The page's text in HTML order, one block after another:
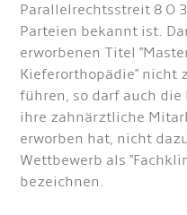
Parallelrechtsstreit 8 O
Parteien bekannt ist.
erworbenen Titel
Kieferorthopädie" nicht
führen, so darf auch die
ihre zahnärztliche
erworben hat, nicht
Wettbewerb als
bezeichnen.